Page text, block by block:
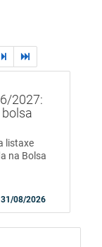
páginasúltima
2027:
listaxe
na Bolsa
31/08/2026